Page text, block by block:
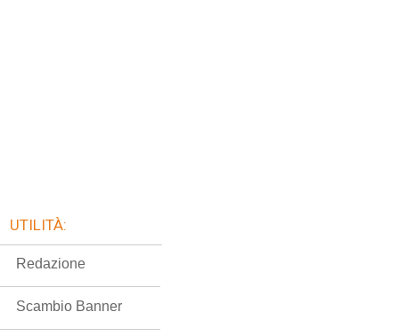
UTILITÀ:
Redazione
Scambio Banner